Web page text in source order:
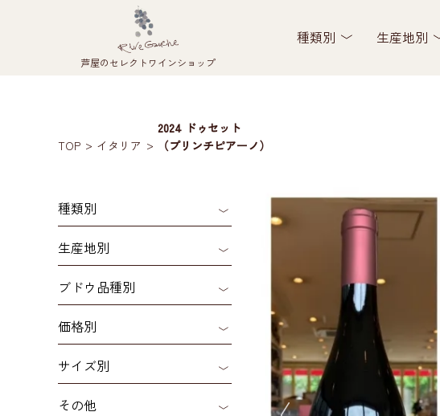
芦屋のセレクトワインショップ
種類別 生産地別
TOP イタリア
2024 ドゥセット
（プリンチピアーノ）
種類別
生産地別
ブドウ品種別
価格別
サイズ別
その他